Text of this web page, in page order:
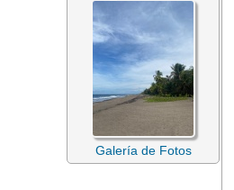
Galería de Fotos